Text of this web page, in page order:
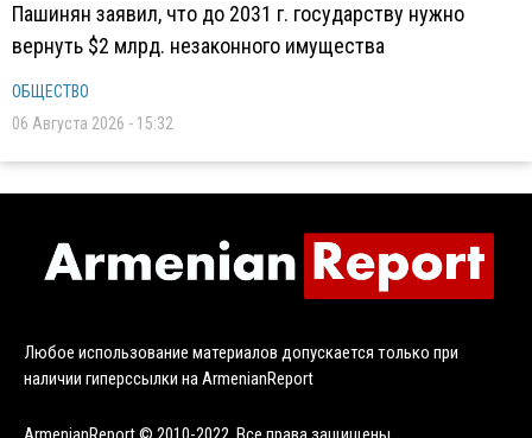
Пашинян заявил, что до 2031 г. государству нужно
вернуть $2 млрд. незаконного имущества
ОБЩЕСТВО
06 Августа 2026 - 15:32
Любое использование материалов допускается только при
наличии гиперссылки на ArmenianReport